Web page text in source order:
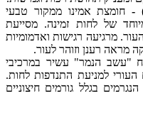
- חומצת אמינו ממקור טבעי
של לחות זמינה. מסייעת
מרגיעה רגישות ואדמומיות
מראה רענן וזוהר לעור.
"עשב הנמר" עשיר במרכיבי
למניעת התנדפות לחות.
בגלל גורמים חיצוניים